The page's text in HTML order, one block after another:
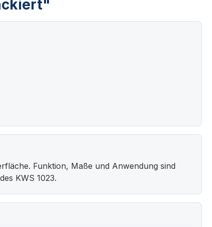
Funktion, Maße und Anwendung sind
KWS 1023.